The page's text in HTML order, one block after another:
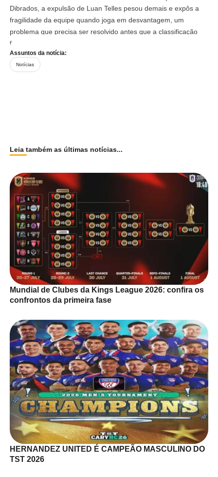
Dibrados, a expulsão de Luan Telles pesou demais e expôs a
fragilidade da equipe quando joga em desvantagem, um
problema que precisa ser resolvido antes que a classificação
fique ainda mais distante
Assuntos da notícia:
Notícias
Leia também as últimas notícias...
Mundial de Clubes da Kings League 2026: confira os
confrontos da primeira fase
HERNANDEZ UNITED É CAMPEÃO MASCULINO DO
TST 2026